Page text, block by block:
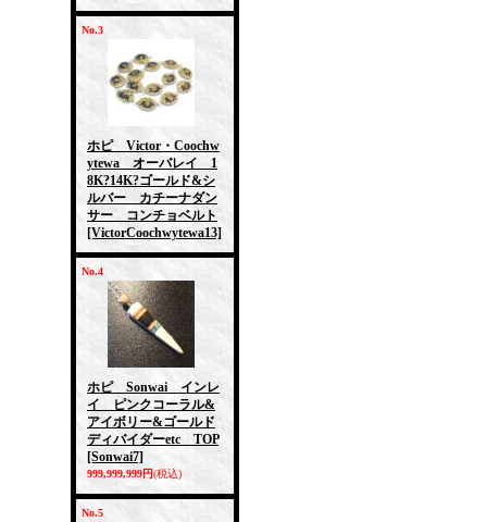
No.3
ホピ Victor・Coochw
ytewa オーバレイ 1
8K?14K?ゴールド&シ
ルバー カチーナダン
サー コンチョベルト
[VictorCoochwytewa13]
No.4
ホピ Sonwai インレ
イ ピンクコーラル&
アイボリー&ゴールド
ディバイダーetc TOP
[Sonwai7]
999,999,999円(税込)
No.5